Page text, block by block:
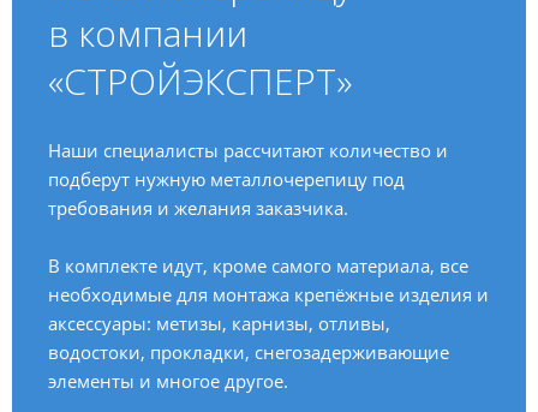
в компании
«СТРОЙЭКСПЕРТ»
Наши специалисты рассчитают количество и
подберут нужную металлочерепицу под
требования и желания заказчика.
В комплекте идут, кроме самого материала, все
необходимые для монтажа крепёжные изделия и
аксессуары: метизы, карнизы, отливы,
водостоки, прокладки, снегозадерживающие
элементы и многое другое.